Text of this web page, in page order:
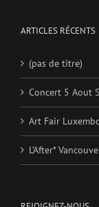
ARTICLES RÉCENTS
(pas de titre)
Concert 5 Aout
Art Fair
L’After*